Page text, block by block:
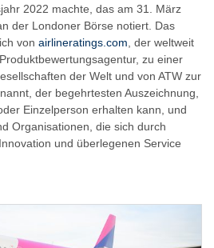
2022 machte, das am 31. März
der Londoner Börse notiert. Das
von airlineratings.com , der weltweit
zu einer
der Welt und von ATW zur
der begehrtesten Auszeichnung,
Einzelperson erhalten kann, und
Organisationen, die sich durch
und überlegenen Service